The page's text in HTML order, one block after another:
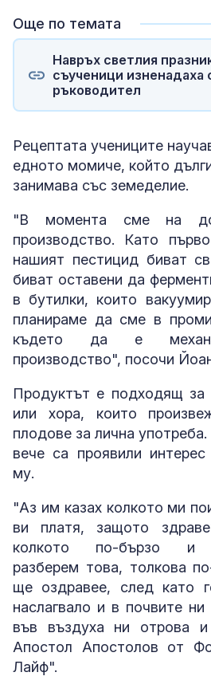
Още по темата
Навръх светлия
съученици изненадаха
ръководител
Рецептата учениците
едното момиче, който
занимава със земеделие.
"В момента сме на
производство. Като
нашият пестицид биват
биват оставени да
в бутилки, които
планираме да сме в
където да е
производство", посочи
Продуктът е подходящ за
или хора, които
плодове за лична
вече са проявили
му.
"Аз им казах колкото ми
ви платя, защото
колкото по-бързо и
разберем това, толкова
ще оздравее, след като
наслагвало и в почвите
във въздуха ни отрова
Апостол Апостолов от
Лайф".